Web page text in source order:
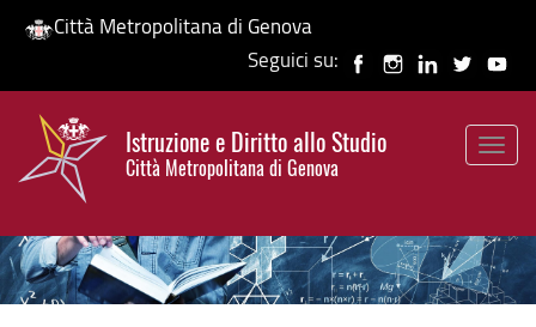
Salta
contenuto
principale
Città Metropolitana di Genova
Seguici su:
Istruzione e Diritto allo Studio
Città Metropolitana di Genova
HP banner